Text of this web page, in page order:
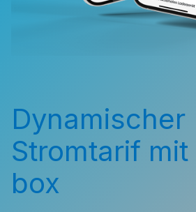
Dynamischer
Stromtarif
box